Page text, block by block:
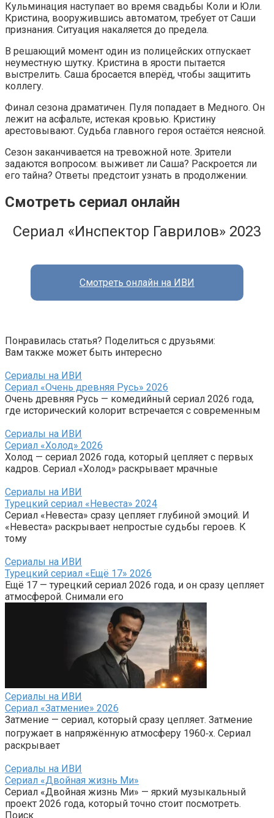
Кульминация наступает во время свадьбы Коли и Юли.
Кристина, вооружившись автоматом, требует от Саши
признания. Ситуация накаляется до предела.
В решающий момент один из полицейских отпускает
неуместную шутку. Кристина в ярости пытается
выстрелить. Саша бросается вперёд, чтобы защитить
коллегу.
Финал сезона драматичен. Пуля попадает в Медного. Он
лежит на асфальте, истекая кровью. Кристину
арестовывают. Судьба главного героя остаётся неясной.
Сезон заканчивается на тревожной ноте. Зрители
задаются вопросом: выживет ли Саша? Раскроется ли
его тайна? Ответы предстоит узнать в продолжении.
Смотреть сериал онлайн
Сериал «Инспектор Гаврилов» 2023
Смотреть онлайн на ИВИ
Понравилась статья? Поделиться с друзьями:
Вам также может быть интересно
Сериалы на ИВИ
Сериал «Очень древняя Русь» 2026
Очень древняя Русь — комедийный сериал 2026 года,
где исторический колорит встречается с современным
Сериалы на ИВИ
Сериал «Холод» 2026
Холод — сериал 2026 года, который цепляет с первых
кадров. Сериал «Холод» раскрывает мрачные
Сериалы на ИВИ
Турецкий сериал «Невеста» 2024
Сериал «Невеста» сразу цепляет глубиной эмоций. И
«Невеста» раскрывает непростые судьбы героев. К
тому
Сериалы на ИВИ
Турецкий сериал «Ещё 17» 2026
Ещё 17 — турецкий сериал 2026 года, и он сразу цепляет
атмосферой. Снимали его
Сериалы на ИВИ
Сериал «Затмение» 2026
Затмение — сериал, который сразу цепляет. Затмение
погружает в напряжённую атмосферу 1960‑х. Сериал
раскрывает
Сериалы на ИВИ
Сериал «Двойная жизнь Ми»
Сериал «Двойная жизнь Ми» — яркий музыкальный
проект 2026 года, который точно стоит посмотреть.
Поиск